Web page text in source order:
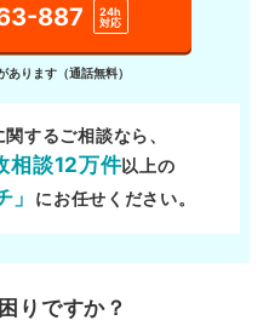
887
24h
対応
ります（通話無料）
するご相談なら、
相談12万件以上の
にお任せください。
りですか？